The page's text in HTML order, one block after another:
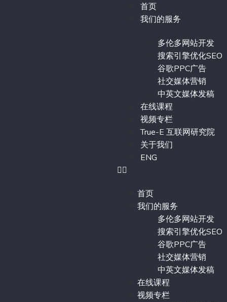
首页
我们的服务
多伦多网站开发
搜索引擎优化SEO
谷歌PPC广告
社交媒体营销
中英文媒体发稿
在线课程
视频专栏
True-E 互联网研究院
关于我们
ENG
首页
我们的服务
多伦多网站开发
搜索引擎优化SEO
谷歌PPC广告
社交媒体营销
中英文媒体发稿
在线课程
视频专栏